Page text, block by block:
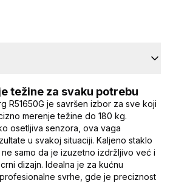
težine za svaku potrebu
R51650G je savršen izbor za sve koji
merenje težine do 180 kg.
osetljiva senzora, ova vaga
u svakoj situaciji. Kaljeno staklo
samo da je izuzetno izdržljivo već i
dizajn. Idealna je za kućnu
svrhe, gde je preciznost